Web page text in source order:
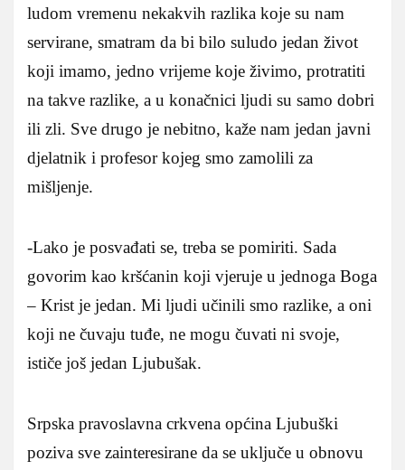
ludom vremenu nekakvih razlika koje su nam
servirane, smatram da bi bilo suludo jedan život
koji imamo, jedno vrijeme koje živimo, protratiti
na takve razlike, a u konačnici ljudi su samo dobri
ili zli. Sve drugo je nebitno, kaže nam jedan javni
djelatnik i profesor kojeg smo zamolili za
mišljenje.
-Lako je posvađati se, treba se pomiriti. Sada
govorim kao kršćanin koji vjeruje u jednoga Boga
– Krist je jedan. Mi ljudi učinili smo razlike, a oni
koji ne čuvaju tuđe, ne mogu čuvati ni svoje,
ističe još jedan Ljubušak.
Srpska pravoslavna crkvena općina Ljubuški
poziva sve zainteresirane da se uključe u obnovu